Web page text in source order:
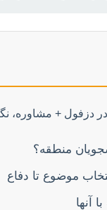
منطقه؟
موضوع تا دفاع
آنها